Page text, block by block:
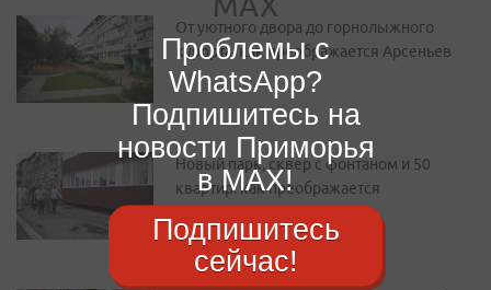
От уютного двора до горнолыжного
курорта: как преображается Арсеньев
Новый парк, сквер с фонтаном и 50
квартир: как преображается
Проблемы с
WhatsApp?
Подпишитесь на
новости Приморья
в MAX!
Подпишитесь
сейчас!